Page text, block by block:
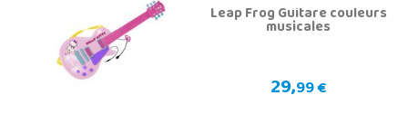
Leap Frog Guitare couleurs
musicales
29,99 €